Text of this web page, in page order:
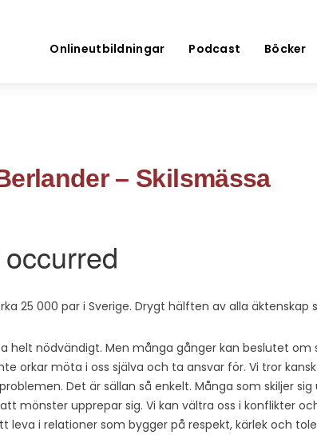
Onlineutbildningar Podcast Böcker
– Skilsmässa
25 000 par i Sverige. Drygt hälften av alla äktenskap
helt nödvändigt. Men många gånger kan beslutet
orkar möta i oss själva och ta ansvar för. Vi tror
Det är sällan så enkelt. Många som skiljer
mönster upprepar sig. Vi kan vältra oss i konflikter
leva i relationer som bygger på respekt, kärlek och